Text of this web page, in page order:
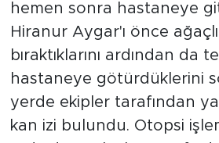
hemen sonra hastaneye
Hiranur Aygar'ı önce
bıraktıklarını ardından da
hastaneye götürdüklerini
yerde ekipler tarafından
kan izi bulundu. Otopsi